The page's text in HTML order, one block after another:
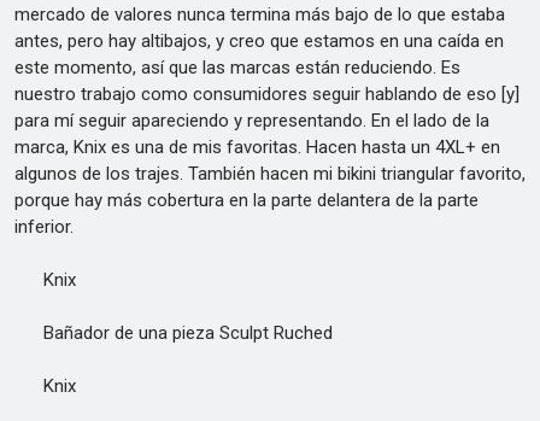
mercado de valores nunca termina más bajo de lo que estaba
antes, pero hay altibajos, y creo que estamos en una caída en
este momento, así que las marcas están reduciendo. Es
nuestro trabajo como consumidores seguir hablando de eso [y]
para mí seguir apareciendo y representando. En el lado de la
marca, Knix es una de mis favoritas. Hacen hasta un 4XL+ en
algunos de los trajes. También hacen mi bikini triangular favorito,
porque hay más cobertura en la parte delantera de la parte
inferior.
Knix
Bañador de una pieza Sculpt Ruched
Knix